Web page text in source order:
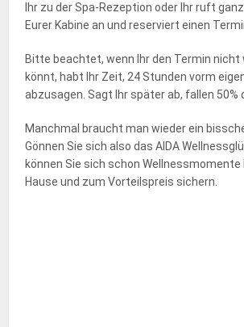
Ihr zu der Spa-Rezeption oder Ihr ruft
Eurer Kabine an und reserviert einen
Bitte beachtet, wenn Ihr den Termin nicht
könnt, habt Ihr Zeit, 24 Stunden vorm
abzusagen. Sagt Ihr später ab, fallen 50%
Manchmal braucht man wieder ein
Gönnen Sie sich also das AIDA
können Sie sich schon Wellnessmomente
Hause und zum Vorteilspreis sichern.